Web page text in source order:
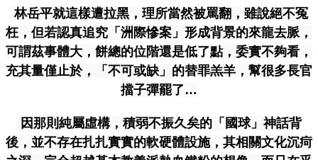
林岳平就這樣遭拉黑，理所當然被罵翻，雖說絕不冤
枉，但若認真追究「洲際慘案」形成背景的來龍去脈，
可謂茲事體大，餅總的位階還是低了點，委實不夠看，
充其量僅止於，「不可或缺」的替罪羔羊，幫很多長官
擋子彈罷了…
因那則純屬虛構，積弱不振久矣的「國球」神話背
後，並不存在扎扎實實的軟硬體設施，其相關文化沉疴